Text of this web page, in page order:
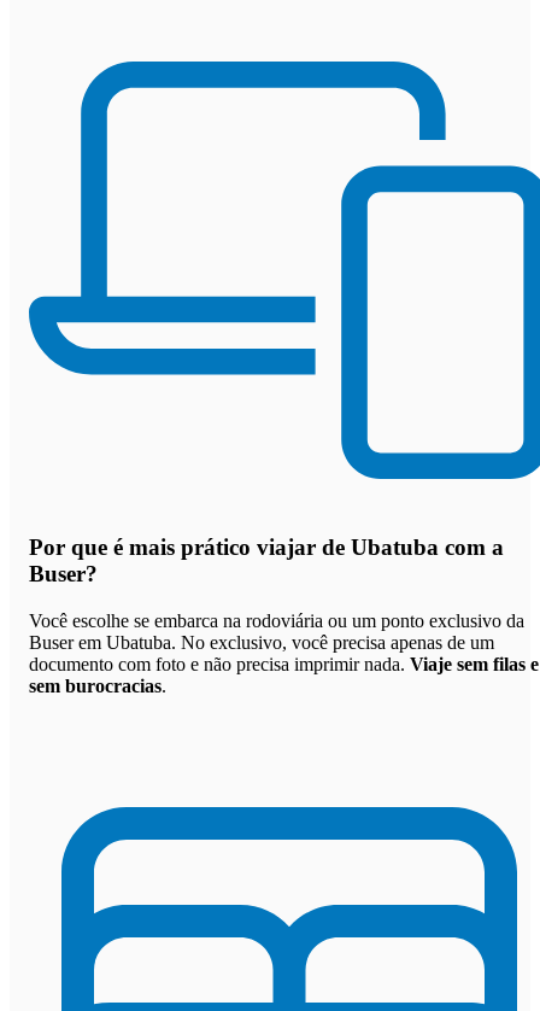
Por que é mais prático viajar de Ubatuba com a
Buser?
Você escolhe se embarca na rodoviária ou um ponto exclusivo da
Buser em Ubatuba. No exclusivo, você precisa apenas de um
documento com foto e não precisa imprimir nada. Viaje sem filas e
sem burocracias.